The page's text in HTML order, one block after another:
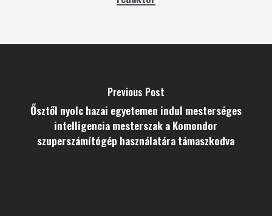
Previous Post
Ősztől nyolc hazai egyetemen indul mesterséges
intelligencia mesterszak a Komondor
szuperszámítógép használatára támaszkodva